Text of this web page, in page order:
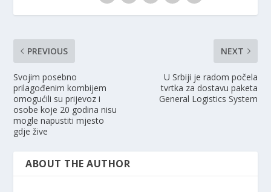
PREVIOUS
Svojim posebno
prilagođenim kombijem
omogućili su prijevoz i
osobe koje 20 godina nisu
mogle napustiti mjesto
gdje žive
NEXT
U Srbiji je radom počela
tvrtka za dostavu paketa
General Logistics System
ABOUT THE AUTHOR